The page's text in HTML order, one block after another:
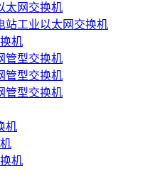
太网交换机
站工业以太网交换机
机
管型交换机
管型交换机
管型交换机
机
机